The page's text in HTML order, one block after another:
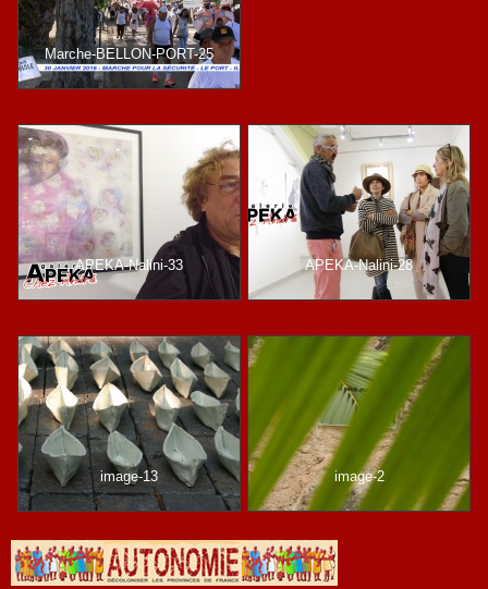
Marche-BELLON-PORT-25
APEKA-Nalini-33 APEKA-Nalini-28
image-13 image-2